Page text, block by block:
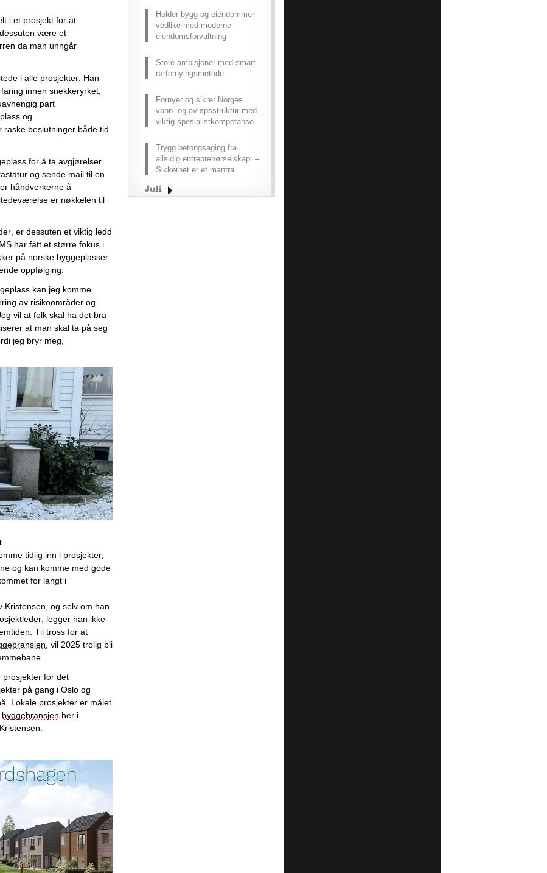
i et prosjekt for at
være et
da man unngår
i alle prosjekter Han
innen snekkeryrket,
part
og
raske beslutninger både tid
for å ta avgjørelser
og sende mail til en
håndverkerne å
er nøkkelen til
er dessuten et viktig ledd
har fått et større fokus i
på norske byggeplasser
oppfølging.
kan jeg komme
av risikoområder og
vil at folk skal ha det bra
at man skal ta på seg
jeg bryr meg
tidlig inn i prosjekter,
ne og kan komme med gode
for langt i
Kristensen, og selv om han
legger han ikke
Til tross for at
vil 2025 trolig bli
prosjekter for det
på gang i Oslo og
Lokale prosjekter er målet
byggebransjen her i
Kristensen.
Holder bygg og eiendommer
vedlike med moderne
eiendomsforvaltning
Store ambisjoner med smart
rørfornyingsmetode
Fornyer og sikrer Norges
vann- og avløpsstruktur med
viktig spesialistkompetanse
Trygg betongsaging fra
allsidig entreprenørselskap: –
Sikkerhet er et mantra
Juli